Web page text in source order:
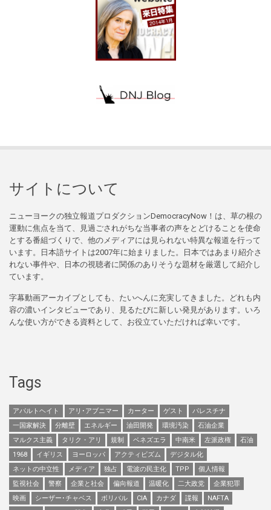
サイトについて
ニューヨークの独立報道プロダクションDemocracyNow！は、草の根の
運動に焦点を当て、見過ごされがちな当事者の声をとどけることを使命
とする番組づくりで、他のメディアには見られない特異な報道を行って
います。日本語サイトは2007年に始まりました。日本ではあまり紹介さ
れない事件や、日本の視聴者に関係のありそうな題材を厳選して紹介し
ています。
字幕動画アーカイブとしても、たいへんに充実してきました。どれも内
容の濃いインタビューであり、見るたびに新しい発見があります。いろ
んな使い方ができる資料として、お役立ていただければ幸いです。
Tags
アパルトヘイト アリ･アブニマー カーター ゲスト
パレスチナ
一国家解決
分離壁 エネルギー 油田開発 環境汚染
石油企業
マルクス主義
タリク・アリ 規制 ベネズエラ 中南米 左派政権
石油
1968
イギリス ヨーロッパ アクティビズム
デジタル化
ネットの中立性
メディア 独占 電波の民主化 TPP
個人情報
監視社会
警察 企業と社会 偏向報道 温暖化 二大政党
企業犯罪
映画
シーザー･チャベス ボリバル CIA カナダ 諜報
NAFTA